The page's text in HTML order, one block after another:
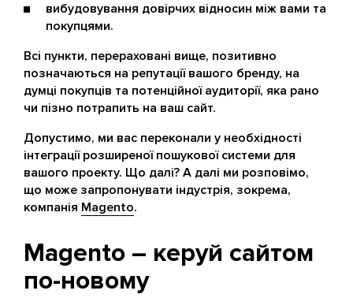
вибудовування довірчих відносин між вами та
покупцями.
Всі пункти, перераховані вище, позитивно
позначаються на репутації вашого бренду, на
думці покупців та потенційної аудиторії, яка рано
чи пізно потрапить на ваш сайт.
Допустимо, ми вас переконали у необхідності
інтеграції розширеної пошукової системи для
вашого проекту. Що далі? А далі ми розповімо,
що може запропонувати індустрія, зокрема,
компанія Magento.
Magento – керуй сайтом
по-новому